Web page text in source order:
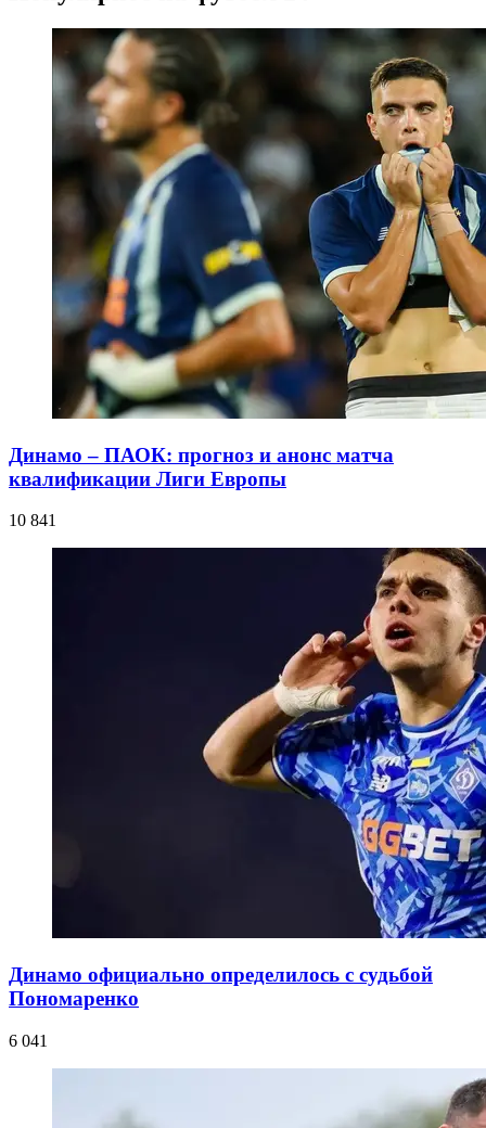
Динамо – ПАОК: прогноз и анонс матча
квалификации Лиги Европы
10 841
Динамо официально определилось с судьбой
Пономаренко
6 041